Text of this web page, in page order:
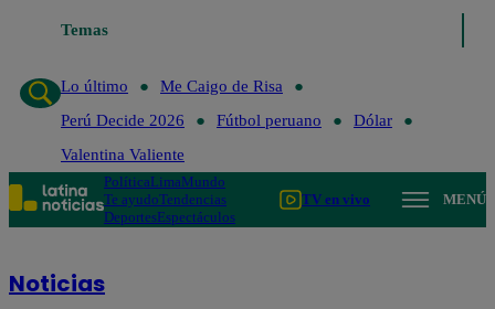
Temas
Lo último
Me Caigo de Risa
Perú Decide 2026
Fútbol peruano
Dólar
Valentina Valiente
PolíticaLimaMundo
Te ayudoTendencias
DeportesEspectáculos
TV en vivo MENÚ
Noticias